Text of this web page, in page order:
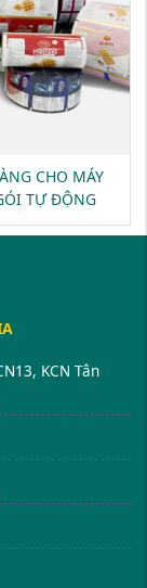
CHO MÁY
TỰ ĐỘNG
KCN Tân